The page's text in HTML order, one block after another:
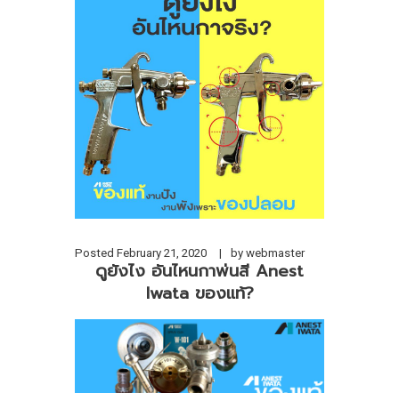
Posted February 21, 2020 bywebmaster
ดูยังไง อันไหนกาพ่นสี Anest
Iwata ของแท้?